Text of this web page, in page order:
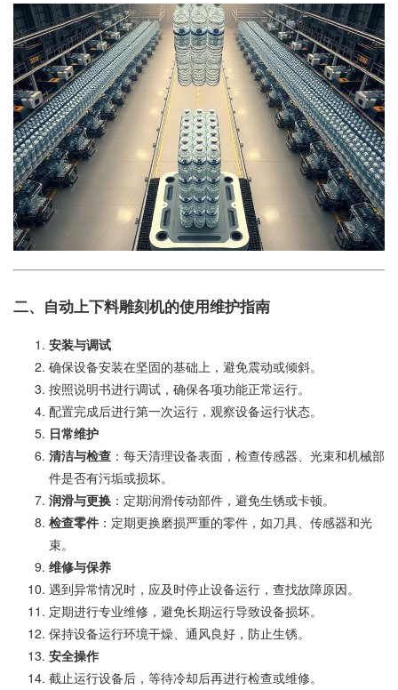
二、自动上下料雕刻机的使用维护指南
安装与调试
确保设备安装在坚固的基础上，避免震动或倾斜。
按照说明书进行调试，确保各项功能正常运行。
配置完成后进行第一次运行，观察设备运行状态。
日常维护
清洁与检查 ：每天清理设备表面，检查传感器、光束和机械部
件是否有污垢或损坏。
润滑与更换 ：定期润滑传动部件，避免生锈或卡顿。
检查零件 ：定期更换磨损严重的零件，如刀具、传感器和光
束。
维修与保养
遇到异常情况时，应及时停止设备运行，查找故障原因。
定期进行专业维修，避免长期运行导致设备损坏。
保持设备运行环境干燥、通风良好，防止生锈。
安全操作
截止运行设备后，等待冷却后再进行检查或维修。